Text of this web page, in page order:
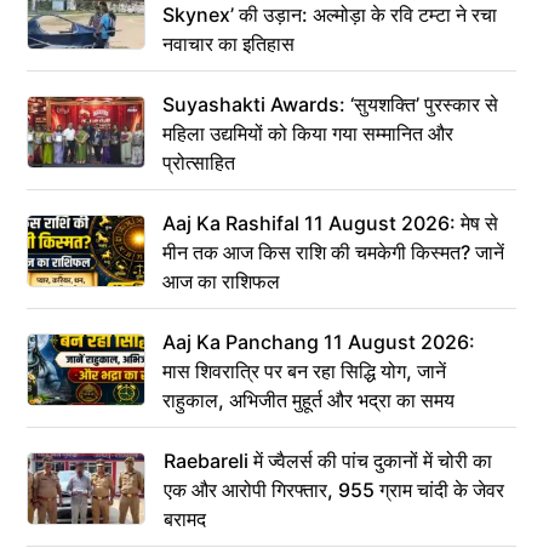
Skynex’ की उड़ान: अल्मोड़ा के रवि टम्टा ने रचा
नवाचार का इतिहास
Suyashakti Awards: ‘सुयशक्ति’ पुरस्कार से
महिला उद्यमियों को किया गया सम्मानित और
प्रोत्साहित
Aaj Ka Rashifal 11 August 2026: मेष से
मीन तक आज किस राशि की चमकेगी किस्मत? जानें
आज का राशिफल
Aaj Ka Panchang 11 August 2026:
मास शिवरात्रि पर बन रहा सिद्धि योग, जानें
राहुकाल, अभिजीत मुहूर्त और भद्रा का समय
Raebareli में ज्वैलर्स की पांच दुकानों में चोरी का
एक और आरोपी गिरफ्तार, 955 ग्राम चांदी के जेवर
बरामद